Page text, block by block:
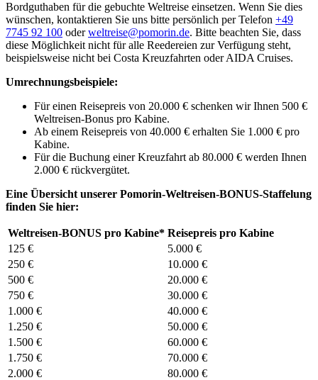
Bordguthaben für die gebuchte Weltreise einsetzen. Wenn Sie dies
wünschen, kontaktieren Sie uns bitte persönlich per Telefon +49
7745 92 100 oderweltreise@pomorin.de. Bitte beachten Sie, dass
diese Möglichkeit nicht für alle Reedereien zur Verfügung steht,
beispielsweise nicht bei Costa Kreuzfahrten oder AIDA Cruises.
Umrechnungsbeispiele:
Für einen Reisepreis von 20.000 € schenken wir Ihnen 500 €
Weltreisen-Bonus pro Kabine.
Ab einem Reisepreis von 40.000 € erhalten Sie 1.000 € pro
Kabine.
Für die Buchung einer Kreuzfahrt ab 80.000 € werden Ihnen
2.000 € rückvergütet.
Eine Übersicht unserer Pomorin-Weltreisen-BONUS-Staffelung
finden Sie hier:
Weltreisen-BONUS pro Kabine* Reisepreis pro Kabine
125 €
5.000 €
250 €
10.000 €
500 €
20.000 €
750 €
30.000 €
1.000 €
40.000 €
1.250 €
50.000 €
1.500 €
60.000 €
1.750 €
70.000 €
2.000 €
80.000 €